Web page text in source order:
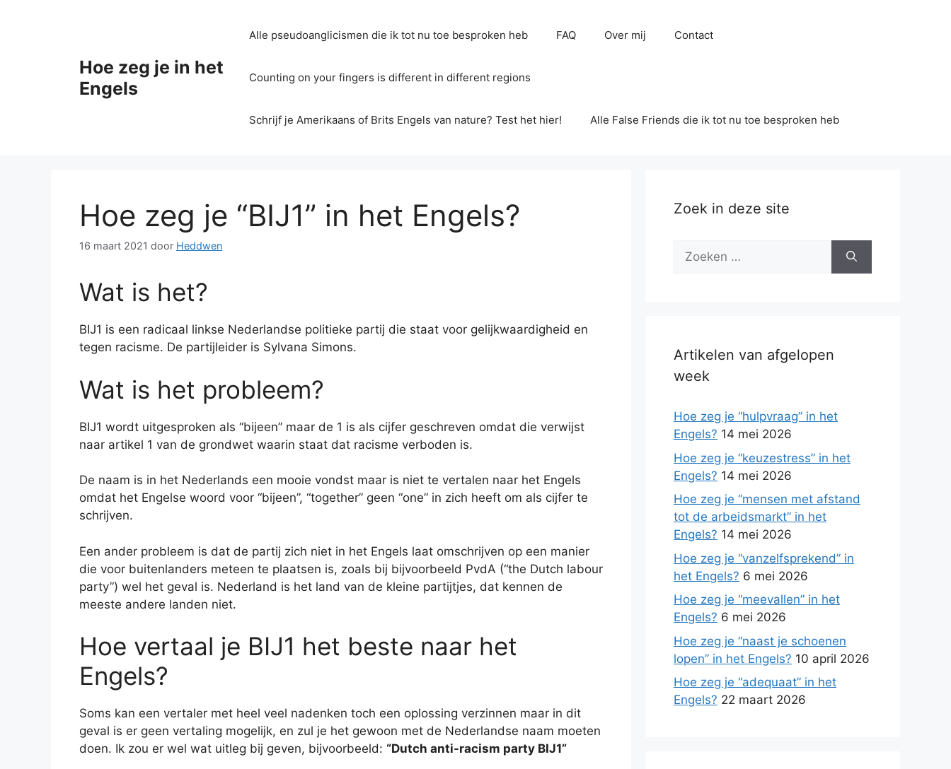
Hoe zeg je in het
Engels
Alle pseudoanglicismen die ik tot nu toe besproken heb FAQ Over mij Contact
Counting on your fingers is different in different regions
Schrijf je Amerikaans of Brits Engels van nature? Test het hier! Alle False Friends die ik tot nu toe besproken heb
Hoe zeg je “BIJ1” in het Engels?
16 maart 2021 door Heddwen
Wat is het?
BIJ1 is een radicaal linkse Nederlandse politieke partij die staat voor gelijkwaardigheid en
tegen racisme. De partijleider is Sylvana Simons.
Wat is het probleem?
BIJ1 wordt uitgesproken als “bijeen” maar de 1 is als cijfer geschreven omdat die verwijst
naar artikel 1 van de grondwet waarin staat dat racisme verboden is.
De naam is in het Nederlands een mooie vondst maar is niet te vertalen naar het Engels
omdat het Engelse woord voor “bijeen”, “together” geen “one” in zich heeft om als cijfer te
schrijven.
Een ander probleem is dat de partij zich niet in het Engels laat omschrijven op een manier
die voor buitenlanders meteen te plaatsen is, zoals bij bijvoorbeeld PvdA (“the Dutch labour
party”) wel het geval is. Nederland is het land van de kleine partijtjes, dat kennen de
meeste andere landen niet.
Hoe vertaal je BIJ1 het beste naar het
Engels?
Soms kan een vertaler met heel veel nadenken toch een oplossing verzinnen maar in dit
geval is er geen vertaling mogelijk, en zul je het gewoon met de Nederlandse naam moeten
doen. Ik zou er wel wat uitleg bij geven, bijvoorbeeld: “Dutch anti-racism party BIJ1”
Zoek in deze site
Zoek
Artikelen van afgelopen
week
Hoe zeg je “hulpvraag” in het
Engels? 14 mei 2026
Hoe zeg je “keuzestress” in het
Engels? 14 mei 2026
Hoe zeg je “mensen met afstand
tot de arbeidsmarkt” in het
Engels? 14 mei 2026
Hoe zeg je “vanzelfsprekend” in
het Engels? 6 mei 2026
Hoe zeg je “meevallen” in het
Engels? 6 mei 2026
Hoe zeg je “naast je schoenen
lopen” in het Engels? 10 april 2026
Hoe zeg je “adequaat” in het
Engels? 22 maart 2026